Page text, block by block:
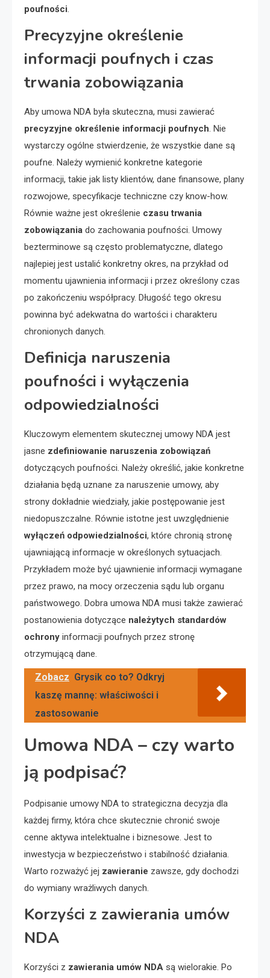
poufności.
Precyzyjne określenie
informacji poufnych i czas
trwania zobowiązania
Aby umowa NDA była skuteczna, musi zawierać
precyzyjne określenie informacji poufnych. Nie
wystarczy ogólne stwierdzenie, że wszystkie dane są
poufne. Należy wymienić konkretne kategorie
informacji, takie jak listy klientów, dane finansowe, plany
rozwojowe, specyfikacje techniczne czy know-how.
Równie ważne jest określenie czasu trwania
zobowiązania do zachowania poufności. Umowy
bezterminowe są często problematyczne, dlatego
najlepiej jest ustalić konkretny okres, na przykład od
momentu ujawnienia informacji i przez określony czas
po zakończeniu współpracy. Długość tego okresu
powinna być adekwatna do wartości i charakteru
chronionych danych.
Definicja naruszenia
poufności i wyłączenia
odpowiedzialności
Kluczowym elementem skutecznej umowy NDA jest
jasne zdefiniowanie naruszenia zobowiązań
dotyczących poufności. Należy określić, jakie konkretne
działania będą uznane za naruszenie umowy, aby
strony dokładnie wiedziały, jakie postępowanie jest
niedopuszczalne. Równie istotne jest uwzględnienie
wyłączeń odpowiedzialności, które chronią stronę
ujawniającą informacje w określonych sytuacjach.
Przykładem może być ujawnienie informacji wymagane
przez prawo, na mocy orzeczenia sądu lub organu
państwowego. Dobra umowa NDA musi także zawierać
postanowienia dotyczące należytych standardów
ochrony informacji poufnych przez stronę
otrzymującą dane.
Zobacz Grysik co to? Odkryj
kaszę mannę: właściwości i
zastosowanie
Umowa NDA – czy warto
ją podpisać?
Podpisanie umowy NDA to strategiczna decyzja dla
każdej firmy, która chce skutecznie chronić swoje
cenne aktywa intelektualne i biznesowe. Jest to
inwestycja w bezpieczeństwo i stabilność działania.
Warto rozważyć jej zawieranie zawsze, gdy dochodzi
do wymiany wrażliwych danych.
Korzyści z zawierania umów
NDA
Korzyści z zawierania umów NDA są wielorakie. Po